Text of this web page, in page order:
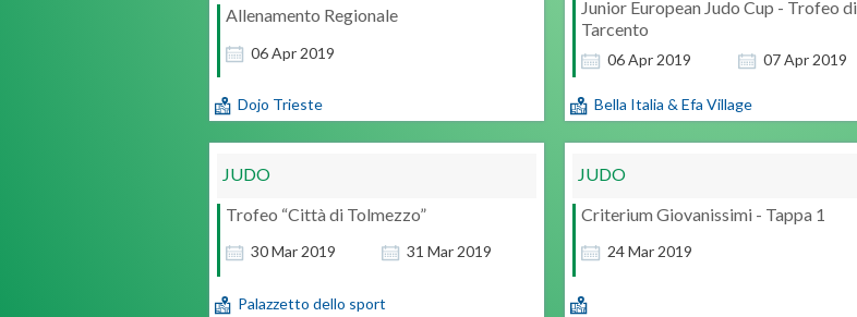
06Apr 2019
Allenamento Regionale
Dojo Trieste
06 Apr 2019 07Apr 2019
Junior European Judo Cup - Trofeo di
Tarcento
Bella Italia & Efa Village
JUDO
30Mar 2019 31 Mar 2019
Trofeo “Città di Tolmezzo”
Palazzetto dello sport
JUDO
24 Mar 2019
Criterium Giovanissimi - Tappa 1